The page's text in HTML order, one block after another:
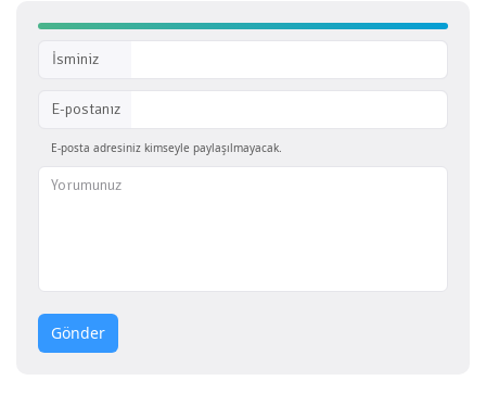
İsminiz
E-postanız
E-posta adresiniz kimseyle paylaşılmayacak.
Gönder